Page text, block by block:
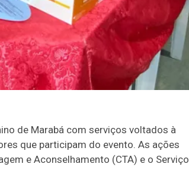
de Marabá com serviços voltados à
que participam do evento. As ações
e Aconselhamento (CTA) e o Serviço